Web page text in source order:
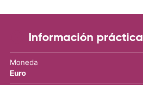
con CARRETALS. Muchas gracias.
para ALBANIA
Información práctica
Moneda
Euro